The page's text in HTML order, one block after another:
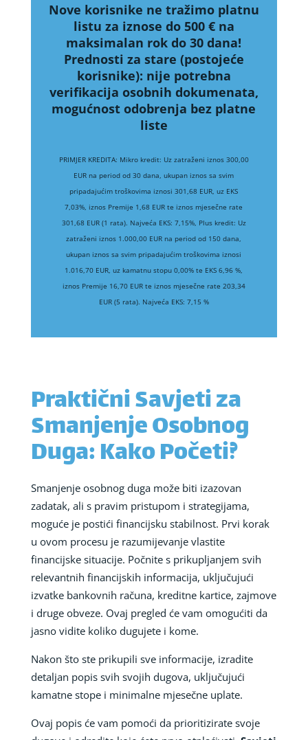
Nove korisnike ne tražimo platnu
listu za iznose do 500 € na
maksimalan rok do 30 dana!
Prednosti za stare (postojeće
korisnike): nije potrebna
verifikacija osobnih dokumenata,
mogućnost odobrenja bez platne
liste
PRIMJER KREDITA: Mikro kredit: Uz zatraženi iznos 300,00
EUR na period od 30 dana, ukupan iznos sa svim
pripadajućim troškovima iznosi 301,68 EUR, uz EKS
7,03%, iznos Premije 1,68 EUR te iznos mjesečne rate
301,68 EUR (1 rata). Najveća EKS: 7,15%, Plus kredit: Uz
zatraženi iznos 1.000,00 EUR na period od 150 dana,
ukupan iznos sa svim pripadajućim troškovima iznosi
1.016,70 EUR, uz kamatnu stopu 0,00% te EKS 6,96 %,
iznos Premije 16,70 EUR te iznos mjesečne rate 203,34
EUR (5 rata). Najveća EKS: 7,15 %
Praktični Savjeti za
Smanjenje Osobnog
Duga: Kako Početi?
Smanjenje osobnog duga može biti izazovan
zadatak, ali s pravim pristupom i strategijama,
moguće je postići financijsku stabilnost. Prvi korak
u ovom procesu je razumijevanje vlastite
financijske situacije. Počnite s prikupljanjem svih
relevantnih financijskih informacija, uključujući
izvatke bankovnih računa, kreditne kartice, zajmove
i druge obveze. Ovaj pregled će vam omogućiti da
jasno vidite koliko dugujete i kome.
Nakon što ste prikupili sve informacije, izradite
detaljan popis svih svojih dugova, uključujući
kamatne stope i minimalne mjesečne uplate.
Ovaj popis će vam pomoći da prioritizirate svoje